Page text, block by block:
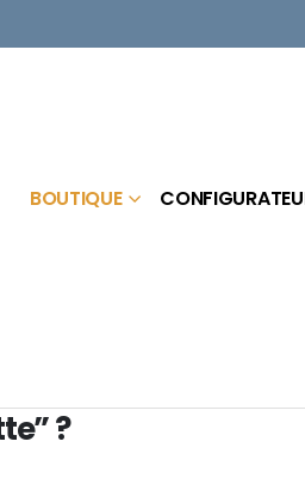
BOUTIQUE
?